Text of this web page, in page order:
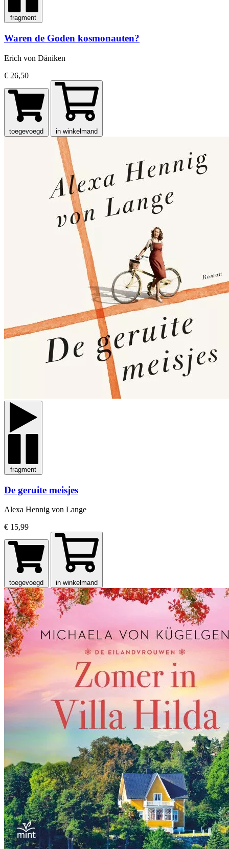
fragment
Waren de Goden kosmonauten?
Erich von Däniken
€ 26,50
toegevoegd in winkelmand
fragment
De geruite meisjes
Alexa Hennig von Lange
€ 15,99
toegevoegd in winkelmand